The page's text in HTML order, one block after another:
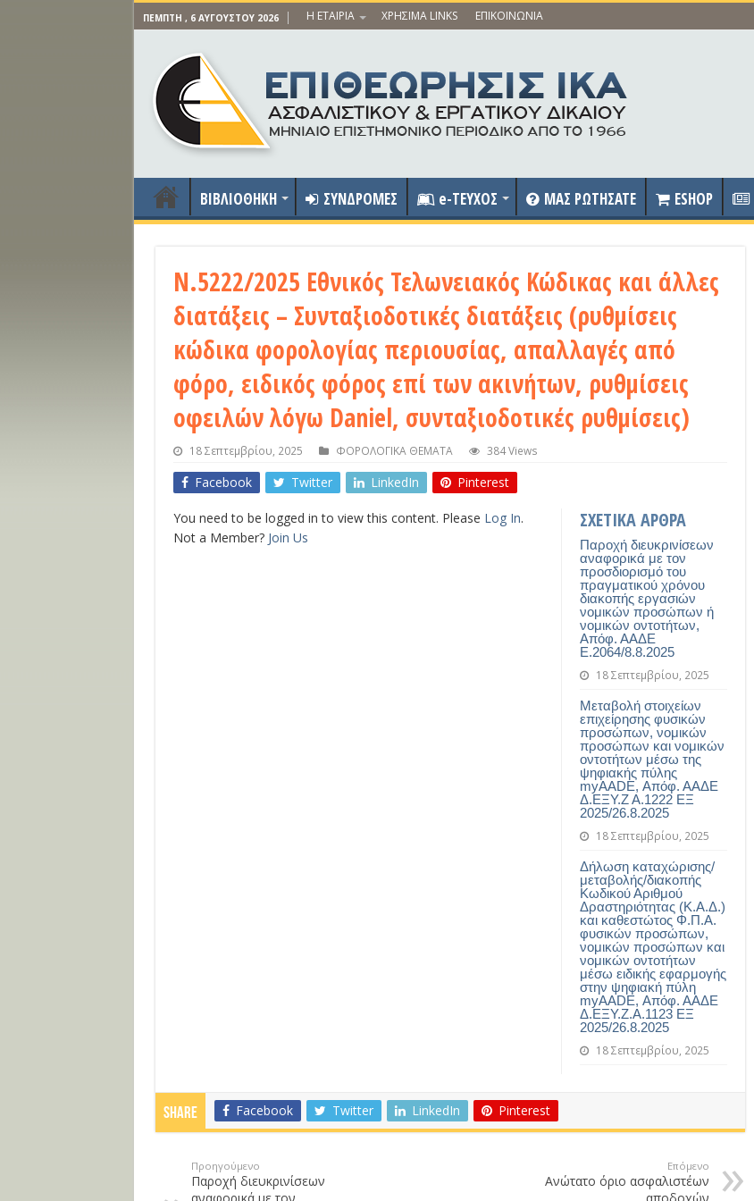
ΠΈΜΠΤΗ , 6 ΑΥΓΟΎΣΤΟΥ 2026 Η ΕΤΑΙΡΙΑ ΧΡΗΣΙΜΑ LINKS ΕΠΙΚΟΙΝΩΝΙΑ
ΒΙΒΛΙΟΘΗΚΗ ΣΥΝΔΡΟΜΕΣ e-ΤΕΥΧΟΣ ΜΑΣ ΡΩΤΗΣΑΤΕ ESHOP
Ν.5222/2025 Εθνικός Τελωνειακός Κώδικας και άλλες
διατάξεις – Συνταξιοδοτικές διατάξεις (ρυθμίσεις
κώδικα φορολογίας περιουσίας, απαλλαγές από
φόρο, ειδικός φόρος επί των ακινήτων, ρυθμίσεις
οφειλών λόγω Daniel, συνταξιοδοτικές ρυθμίσεις)
18 Σεπτεμβρίου, 2025 ΦΟΡΟΛΟΓΙΚΑ ΘΕΜΑΤΑ 384 Views
Facebook Twitter LinkedIn Pinterest
ΣΧΕΤΙΚΑ ΑΡΘΡΑ
Παροχή διευκρινίσεων
αναφορικά με τον
προσδιορισμό του
πραγματικού χρόνου
διακοπής εργασιών
νομικών προσώπων ή
νομικών οντοτήτων,
Απόφ. ΑΑΔΕ
Ε.2064/8.8.2025
18 Σεπτεμβρίου, 2025
Μεταβολή στοιχείων
επιχείρησης φυσικών
προσώπων, νομικών
προσώπων και νομικών
οντοτήτων μέσω της
ψηφιακής πύλης
myAADE, Απόφ. ΑΑΔΕ
Δ.ΕΞΥ.Ζ Α.1222 ΕΞ
2025/26.8.2025
18 Σεπτεμβρίου, 2025
Δήλωση καταχώρισης/
μεταβολής/διακοπής
Κωδικού Αριθμού
Δραστηριότητας (Κ.Α.Δ.)
και καθεστώτος Φ.Π.Α.
φυσικών προσώπων,
νομικών προσώπων και
νομικών οντοτήτων
μέσω ειδικής εφαρμογής
στην ψηφιακή πύλη
myAADE, Απόφ. ΑΑΔΕ
Δ.ΕΞΥ.Ζ.Α.1123 ΕΞ
2025/26.8.2025
18 Σεπτεμβρίου, 2025
You need to be logged in to view this content. Please Log In.
Not a Member? Join Us
Share Facebook Twitter LinkedIn Pinterest
Προηγούμενο
Παροχή διευκρινίσεων
Επόμενο
Ανώτατο όριο ασφαλιστέων